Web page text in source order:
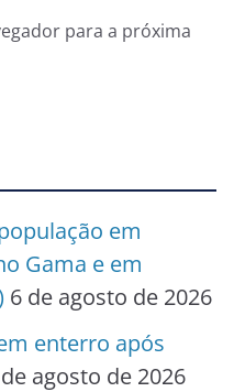
para a próxima
em
Gama e em
6 de agosto de 2026
enterro após
agosto de 2026